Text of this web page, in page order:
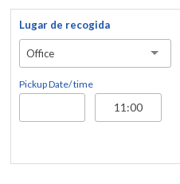
Lugar de recogida
Office
Pickup Date/ time